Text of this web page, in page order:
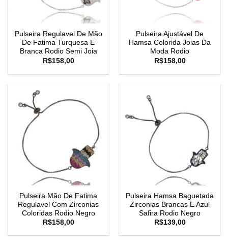
Pulseira Regulavel De Mão
De Fatima Turquesa E
Branca Rodio Semi Joia
R$158,00
Pulseira Ajustável De
Hamsa Colorida Joias Da
Moda Rodio
R$158,00
Pulseira Mão De Fatima
Regulavel Com Zirconias
Coloridas Rodio Negro
R$158,00
Pulseira Hamsa Baguetada
Zirconias Brancas E Azul
Safira Rodio Negro
R$139,00